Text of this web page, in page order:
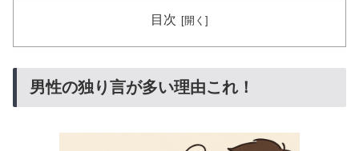
目次
男性の独り言が多い理由これ！